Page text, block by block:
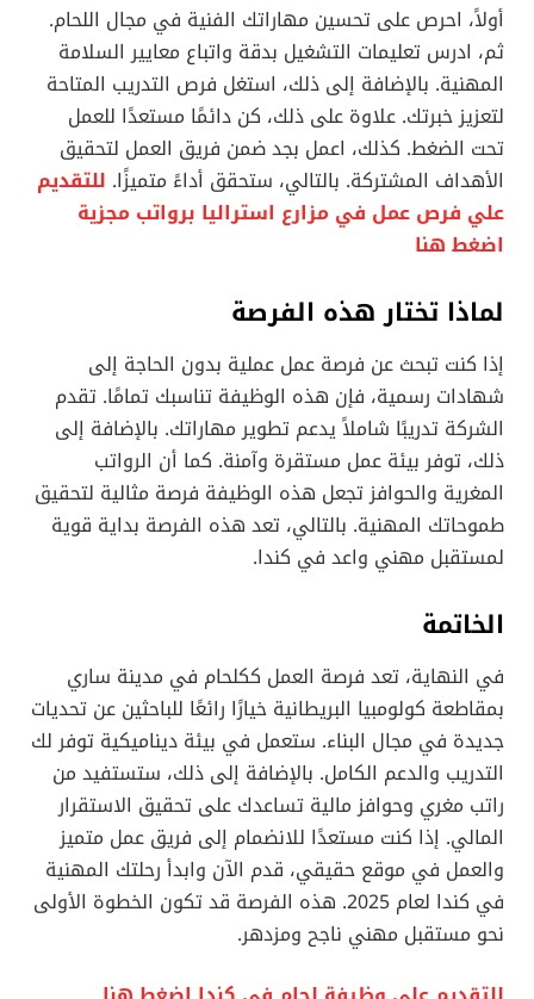
أولاً، احرص على تحسين مهاراتك الفنية في مجال اللحام.
ثم، ادرس تعليمات التشغيل بدقة واتباع معايير السلامة
المهنية. بالإضافة إلى ذلك، استغل فرص التدريب المتاحة
لتعزيز خبرتك. علاوة على ذلك، كن دائمًا مستعدًا للعمل
تحت الضغط. كذلك، اعمل بجد ضمن فريق العمل لتحقيق
الأهداف المشتركة. بالتالي، ستحقق أداءً متميزًا. للتقديم
علي فرص عمل في مزارع استراليا برواتب مجزية
اضغط هنا
لماذا تختار هذه الفرصة
إذا كنت تبحث عن فرصة عمل عملية بدون الحاجة إلى
شهادات رسمية، فإن هذه الوظيفة تناسبك تمامًا. تقدم
الشركة تدريبًا شاملاً يدعم تطوير مهاراتك. بالإضافة إلى
ذلك، توفر بيئة عمل مستقرة وآمنة. كما أن الرواتب
المغرية والحوافز تجعل هذه الوظيفة فرصة مثالية لتحقيق
طموحاتك المهنية. بالتالي، تعد هذه الفرصة بداية قوية
لمستقبل مهني واعد في كندا.
الخاتمة
في النهاية، تعد فرصة العمل ككلحام في مدينة ساري
بمقاطعة كولومبيا البريطانية خيارًا رائعًا للباحثين عن تحديات
جديدة في مجال البناء. ستعمل في بيئة ديناميكية توفر لك
التدريب والدعم الكامل. بالإضافة إلى ذلك، ستستفيد من
راتب مغري وحوافز مالية تساعدك على تحقيق الاستقرار
المالي. إذا كنت مستعدًا للانضمام إلى فريق عمل متميز
والعمل في موقع حقيقي، قدم الآن وابدأ رحلتك المهنية
في كندا لعام 2025. هذه الفرصة قد تكون الخطوة الأولى
نحو مستقبل مهني ناجح ومزدهر.